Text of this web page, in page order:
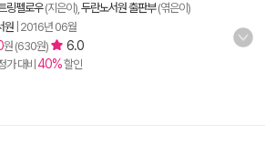
링펠로우(지은이), 두란노서원 출판부(엮은이)
원 2016년 06월
원 (630원) 6.0
가 대비 40%할인